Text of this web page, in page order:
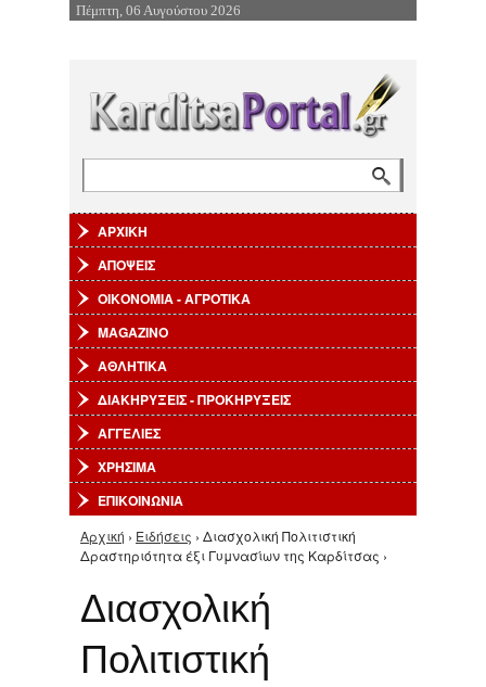
Επιστροφή στην Πλοήγηση
Πέμπτη, 06 Αυγούστου 2026
ΑΡΧΙΚΗ
ΑΠΟΨΕΙΣ
ΟΙΚΟΝΟΜΙΑ - ΑΓΡΟΤΙΚΑ
MAGAZINO
ΑΘΛΗΤΙΚΑ
ΔΙΑΚΗΡΥΞΕΙΣ - ΠΡΟΚΗΡΥΞΕΙΣ
ΑΓΓΕΛΙΕΣ
ΧΡΗΣΙΜΑ
ΕΠΙΚΟΙΝΩΝΙΑ
Είστε εδώ
Αρχική › Ειδήσεις › Διασχολική Πολιτιστική
Δραστηριότητα έξι Γυμνασίων της Καρδίτσας ›
Διασχολική
Πολιτιστική